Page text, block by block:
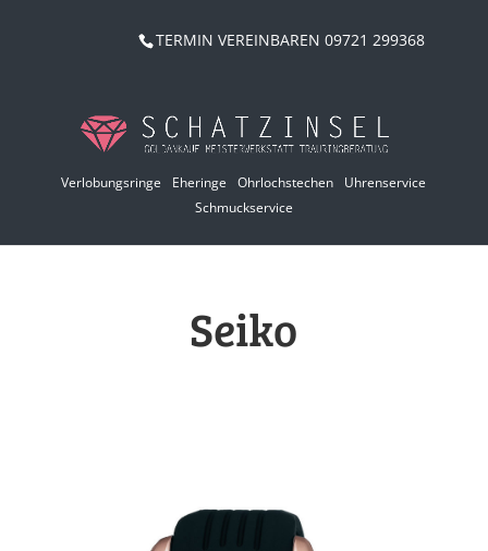
TERMIN VEREINBAREN 09721 299368
Verlobungsringe Eheringe Ohrlochstechen
Uhrenservice
Schmuckservice
Seiko